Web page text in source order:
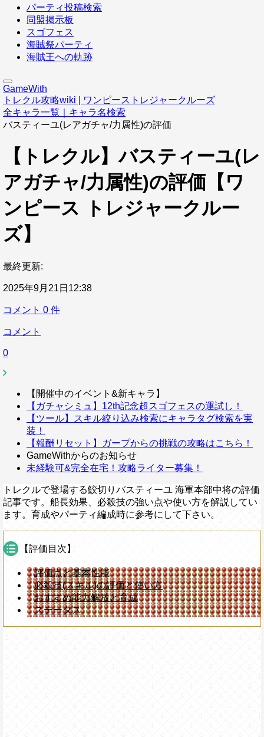
パーティ投稿検索
同盟掲示板
スゴフェス
海賊祭パーティ
海賊王への軌跡
GameWith
トレクル攻略wiki | ワンピーストレジャークルーズ
全キャラ一覧｜キャラ名検索
バスティーユ(レアガチャ/力属性)の評価
【トレクル】バスティーユ(レ
アガチャ/力属性)の評価【ワ
ンピース トレジャークルー
ズ】
最終更新:
2025年9月21日12:38
コメント 0 件
コメント
0
【開催中のイベント&新キャラ】
【ガチャシミュ】12th記念超スゴフェスの運試し！
【ツール】スキル絞り込み検索にキャラタグ検索を実
装！
【報酬リセット】ガープからの挑戦の攻略はこちら！
GameWithからのお知らせ
未経験可&完全在宅！攻略ライター募集！
トレクルで登場する鮫切りバスティーユ 海軍本部中将の評価
記事です。船長効果、必殺技の強い点や使い方を解説してい
ます。育成やパーティ編成時に参考にして下さい。
【評価目次】
評価点と基本性能
必殺技(スキル)の評価と使い方
おすすめ能力解放と育成
ステータス